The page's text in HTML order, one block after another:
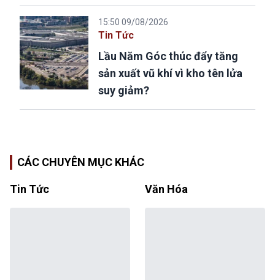
15:50 09/08/2026
Tin Tức
Lầu Năm Góc thúc đẩy tăng
sản xuất vũ khí vì kho tên lửa
suy giảm?
CÁC CHUYÊN MỤC KHÁC
Tin Tức Văn Hóa